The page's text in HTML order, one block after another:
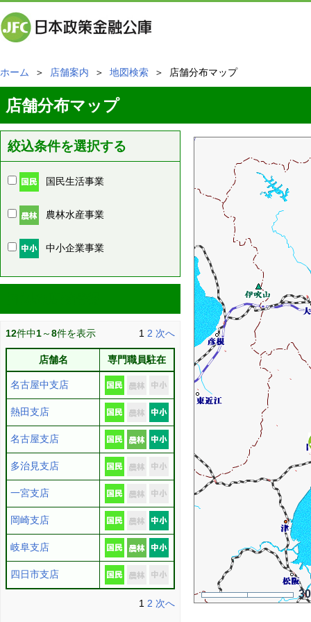
ホーム ＞ 店舗案内 ＞ 地図検索 ＞ 店舗分布マップ
店舗分布マップ
絞込条件を選択する
国民生活事業
農林水産事業
中小企業事業
12件中1～8件を表示 1 2 次へ
店舗名 専門職員駐在
名古屋中支店
熱田支店
名古屋支店
多治見支店
一宮支店
岡崎支店
岐阜支店
四日市支店
1 2 次へ